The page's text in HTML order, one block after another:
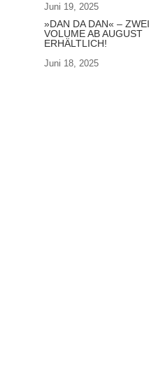
Juni 19, 2025
»DAN DA DAN« –
VOLUME AB AUGUST
ERHÄLTLICH!
Juni 18, 2025